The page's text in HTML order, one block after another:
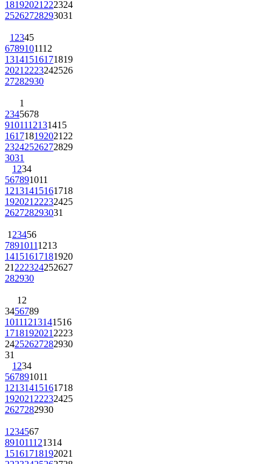
18192021 222324
25262728293031
1 2345
6789101112
13141516171819
2021 2223242526
27282930
1
2345678
9101112131415
161718192021 22
23242526272829
3031
1 234
567891011
12131415161718
192021 22232425
262728293031
1 23456
78910111213
14151617181920
21 222324252627
282930
1 2
3456789
10111213141516
1718192021 2223
24252627282930
31
1 234
567891011
12131415161718
192021 22232425
2627282930
1 234567
891011121314
15161718192021